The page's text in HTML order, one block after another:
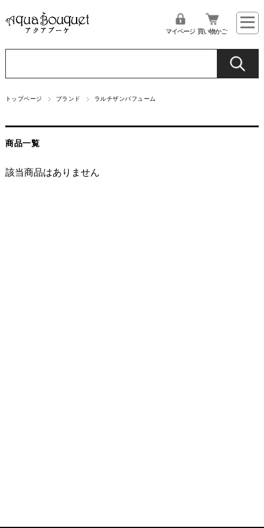
マイページ 買い物かご
トップページ ブランド ラルチザンパフューム
商品一覧
該当商品はありません